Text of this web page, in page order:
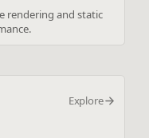
rendering and static
Explore